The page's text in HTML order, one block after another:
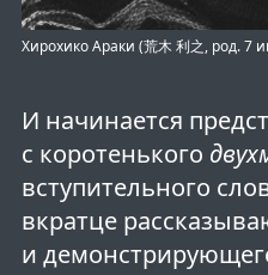
Хирохико Араки (荒木 利之, род. 7
И начинается
с коротенького
вступительного
вкратце
и